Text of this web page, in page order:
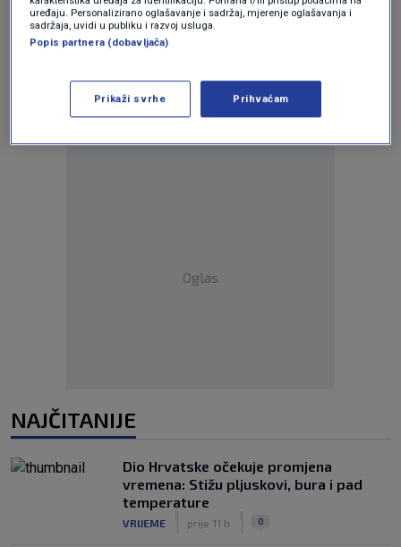
Oglas
NAJČITANIJE
Dio Hrvatske očekuje promjena
vremena: Stižu pljuskovi, bura i pad
temperature
VRIJEME prije 11 h 0
uređaju. Personalizirano oglašavanje i sadržaj, mjerenje oglašavanja i
sadržaja, uvidi u publiku i razvoj usluga.
Popis partnera (dobavljača)
Prikaži svrhe Prihvaćam